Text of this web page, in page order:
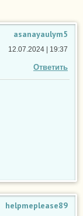
asanayaulym5
Ответить
12.07.2024 | 19:37
helpmeplease89